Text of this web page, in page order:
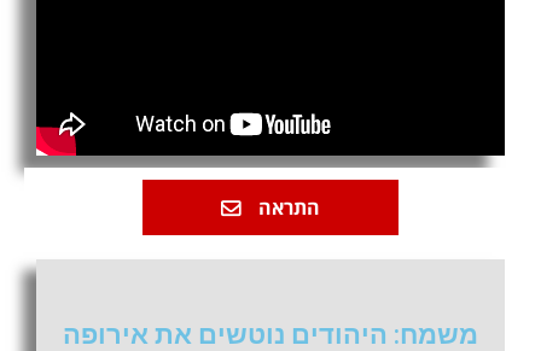
התראה
משמח: היהודים נוטשים את אירופה